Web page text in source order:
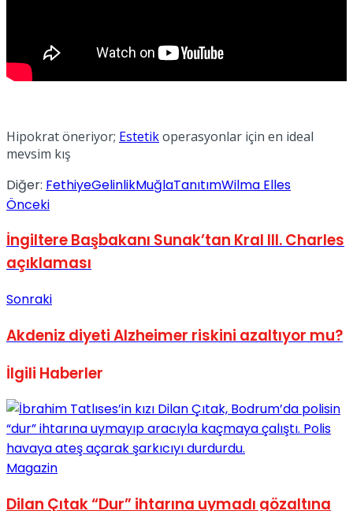
No Result
View All Result
Hipokrat öneriyor; Estetikoperasyonlar için en ideal
mevsim kış
Diğer: FethiyeGelinlikMuğlaTanıtımWilma Elles
Önceki
İngiltere Başbakanı Sunak’tan Kral III. Charles
açıklaması
Sonraki
Akdeniz diyeti Alzheimer riskini azaltıyor mu?
İlgili Haberler
Magazin
Dilan Çıtak “Dur” ihtarına uymadı gözaltına